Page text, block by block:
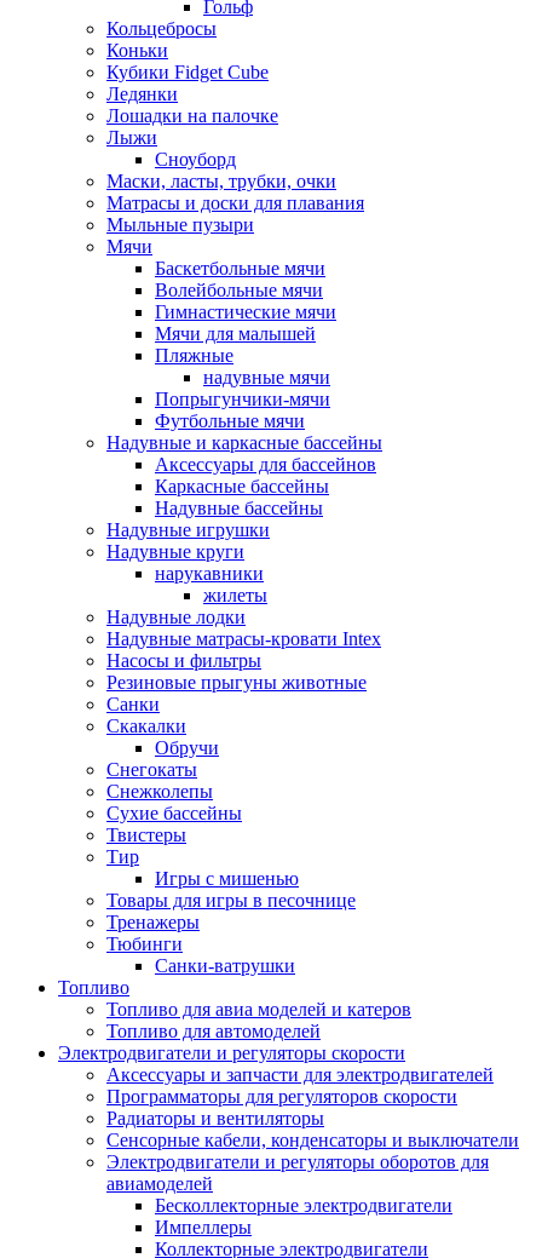
Гольф
Кольцебросы
Коньки
Кубики Fidget Cube
Ледянки
Лошадки на палочке
Лыжи
Сноуборд
Маски, ласты, трубки, очки
Матрасы и доски для плавания
Мыльные пузыри
Мячи
Баскетбольные мячи
Волейбольные мячи
Гимнастические мячи
Мячи для малышей
Пляжные
надувные мячи
Попрыгунчики-мячи
Футбольные мячи
Надувные и каркасные бассейны
Аксессуары для бассейнов
Каркасные бассейны
Надувные бассейны
Надувные игрушки
Надувные круги
нарукавники
жилеты
Надувные лодки
Надувные матрасы-кровати Intex
Насосы и фильтры
Резиновые прыгуны животные
Санки
Скакалки
Обручи
Снегокаты
Снежколепы
Сухие бассейны
Твистеры
Тир
Игры с мишенью
Товары для игры в песочнице
Тренажеры
Тюбинги
Санки-ватрушки
Топливо
Топливо для авиа моделей и катеров
Топливо для автомоделей
Электродвигатели и регуляторы скорости
Аксессуары и запчасти для электродвигателей
Программаторы для регуляторов скорости
Радиаторы и вентиляторы
Сенсорные кабели, конденсаторы и выключатели
Электродвигатели и регуляторы оборотов для
авиамоделей
Бесколлекторные электродвигатели
Импеллеры
Коллекторные электродвигатели